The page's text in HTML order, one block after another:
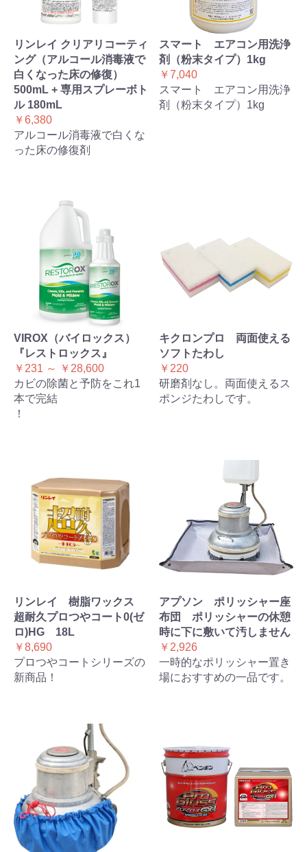
リンレイ クリアリコーティ
ング（アルコール消毒液で
白くなった床の修復）
500mL + 専用スプレーボト
ル 180mL
￥6,380
アルコール消毒液で白くな
った床の修復剤
スマート エアコン用洗浄
剤（粉末タイプ）1kg
￥7,040
スマート エアコン用洗浄
剤（粉末タイプ）1kg
VIROX（バイロックス）
『レストロックス』
￥231 ～ ￥28,600
カビの除菌と予防をこれ1
本で完結
！
キクロンプロ 両面使える
ソフトたわし
￥220
研磨剤なし。両面使えるス
ポンジたわしです。
リンレイ 樹脂ワックス
超耐久プロつやコート0(ゼ
ロ)HG 18L
￥8,690
プロつやコートシリーズの
新商品！
アプソン ポリッシャー座
布団 ポリッシャーの休憩
時に下に敷いて汚しません
￥2,926
一時的なポリッシャー置き
場におすすめの一品です。